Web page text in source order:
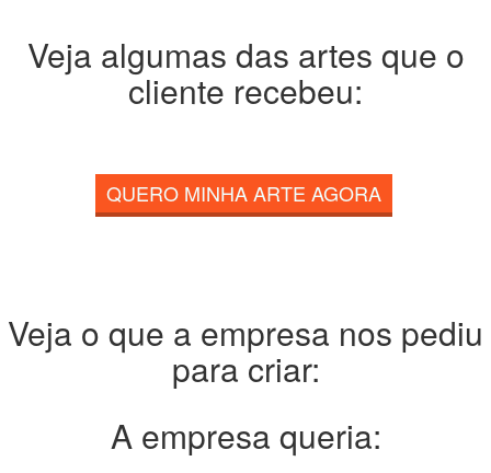
Veja algumas das artes que o
cliente recebeu:
QUERO MINHA ARTE AGORA
Veja o que a empresa nos pediu
para criar:
A empresa queria: